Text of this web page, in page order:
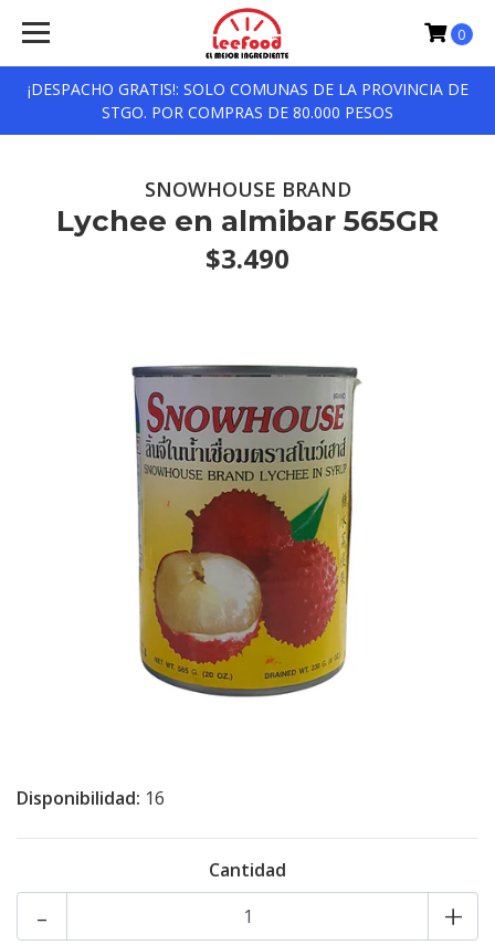
¡DESPACHO GRATIS!: SOLO COMUNAS DE LA PROVINCIA DE
STGO. POR COMPRAS DE 80.000 PESOS
0
SNOWHOUSE BRAND
Lychee en almibar 565GR
$3.490
Disponibilidad: 16
Cantidad
+
-